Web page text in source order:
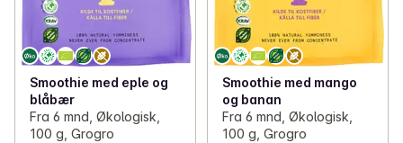
Smoothie med eple og
blåbær
Fra 6 mnd, Økologisk,
100 g, Grogro
Smoothie med mango
og banan
Fra 6 mnd, Økologisk,
100 g, Grogro